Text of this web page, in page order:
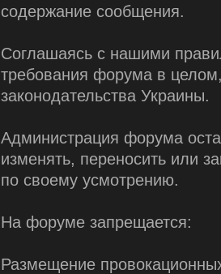
содержание сообщения.
Соглашаясь с нашими
требования форума в
законодательства Украины.
Администрация форума
изменять, переносить или
по своему усмотрению.
На форуме запрещается:
Размещение